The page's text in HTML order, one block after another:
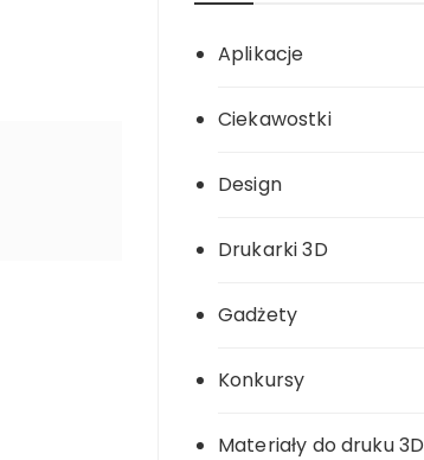
Aplikacje
Ciekawostki
Design
Drukarki 3D
Gadżety
Konkursy
Materiały do druku 3D